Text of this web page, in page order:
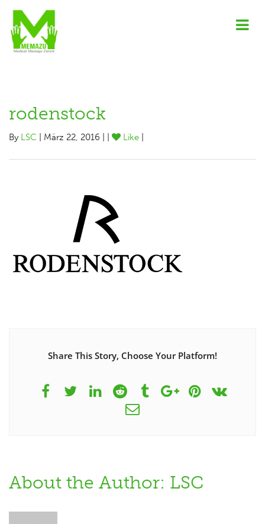
rodenstock
By LSC | März 22, 2016 | | Like
Share This Story, Choose Your Platform!
About the Author: LSC